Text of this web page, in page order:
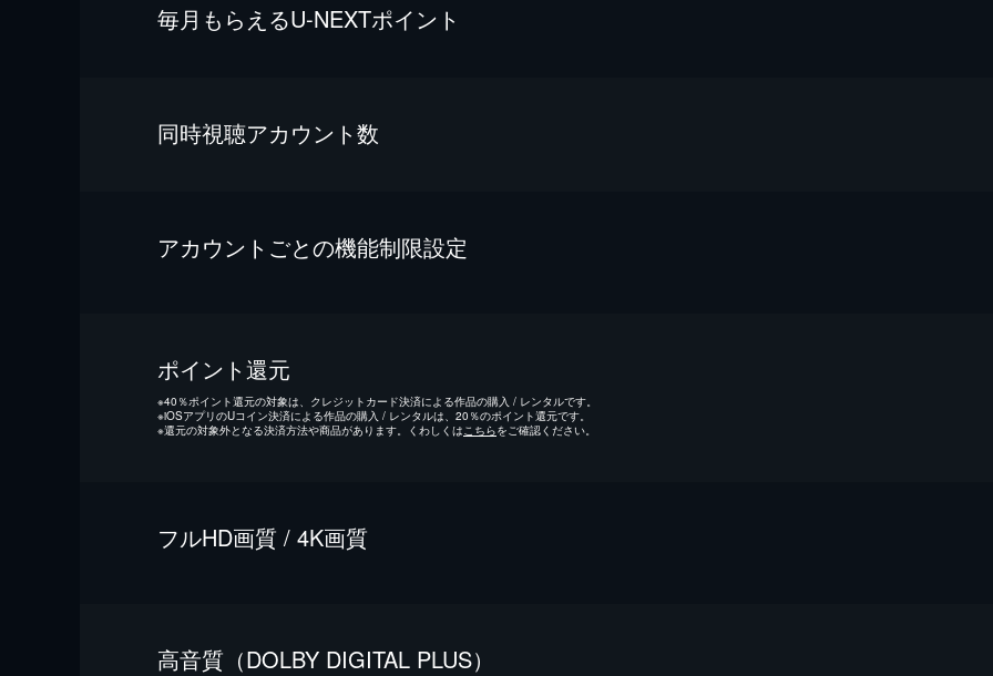
毎⽉もらえるU-NEXTポイント
同時視聴アカウント数
アカウントごとの機能制限設定
ポイント還元
※40％ポイント還元の対象は、クレジットカード決済による作品の購入 / レンタルです。
※iOSアプリのUコイン決済による作品の購入 / レンタルは、20％のポイント還元です。
※還元の対象外となる決済方法や商品があります。くわしくは こちらをご確認ください。
フルHD画質 / 4K画質
⾼⾳質（DOLBY DIGITAL PLUS）